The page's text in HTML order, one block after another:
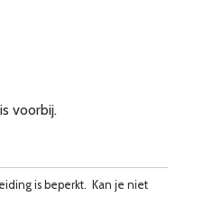
voorbij.
is beperkt. Kan je niet